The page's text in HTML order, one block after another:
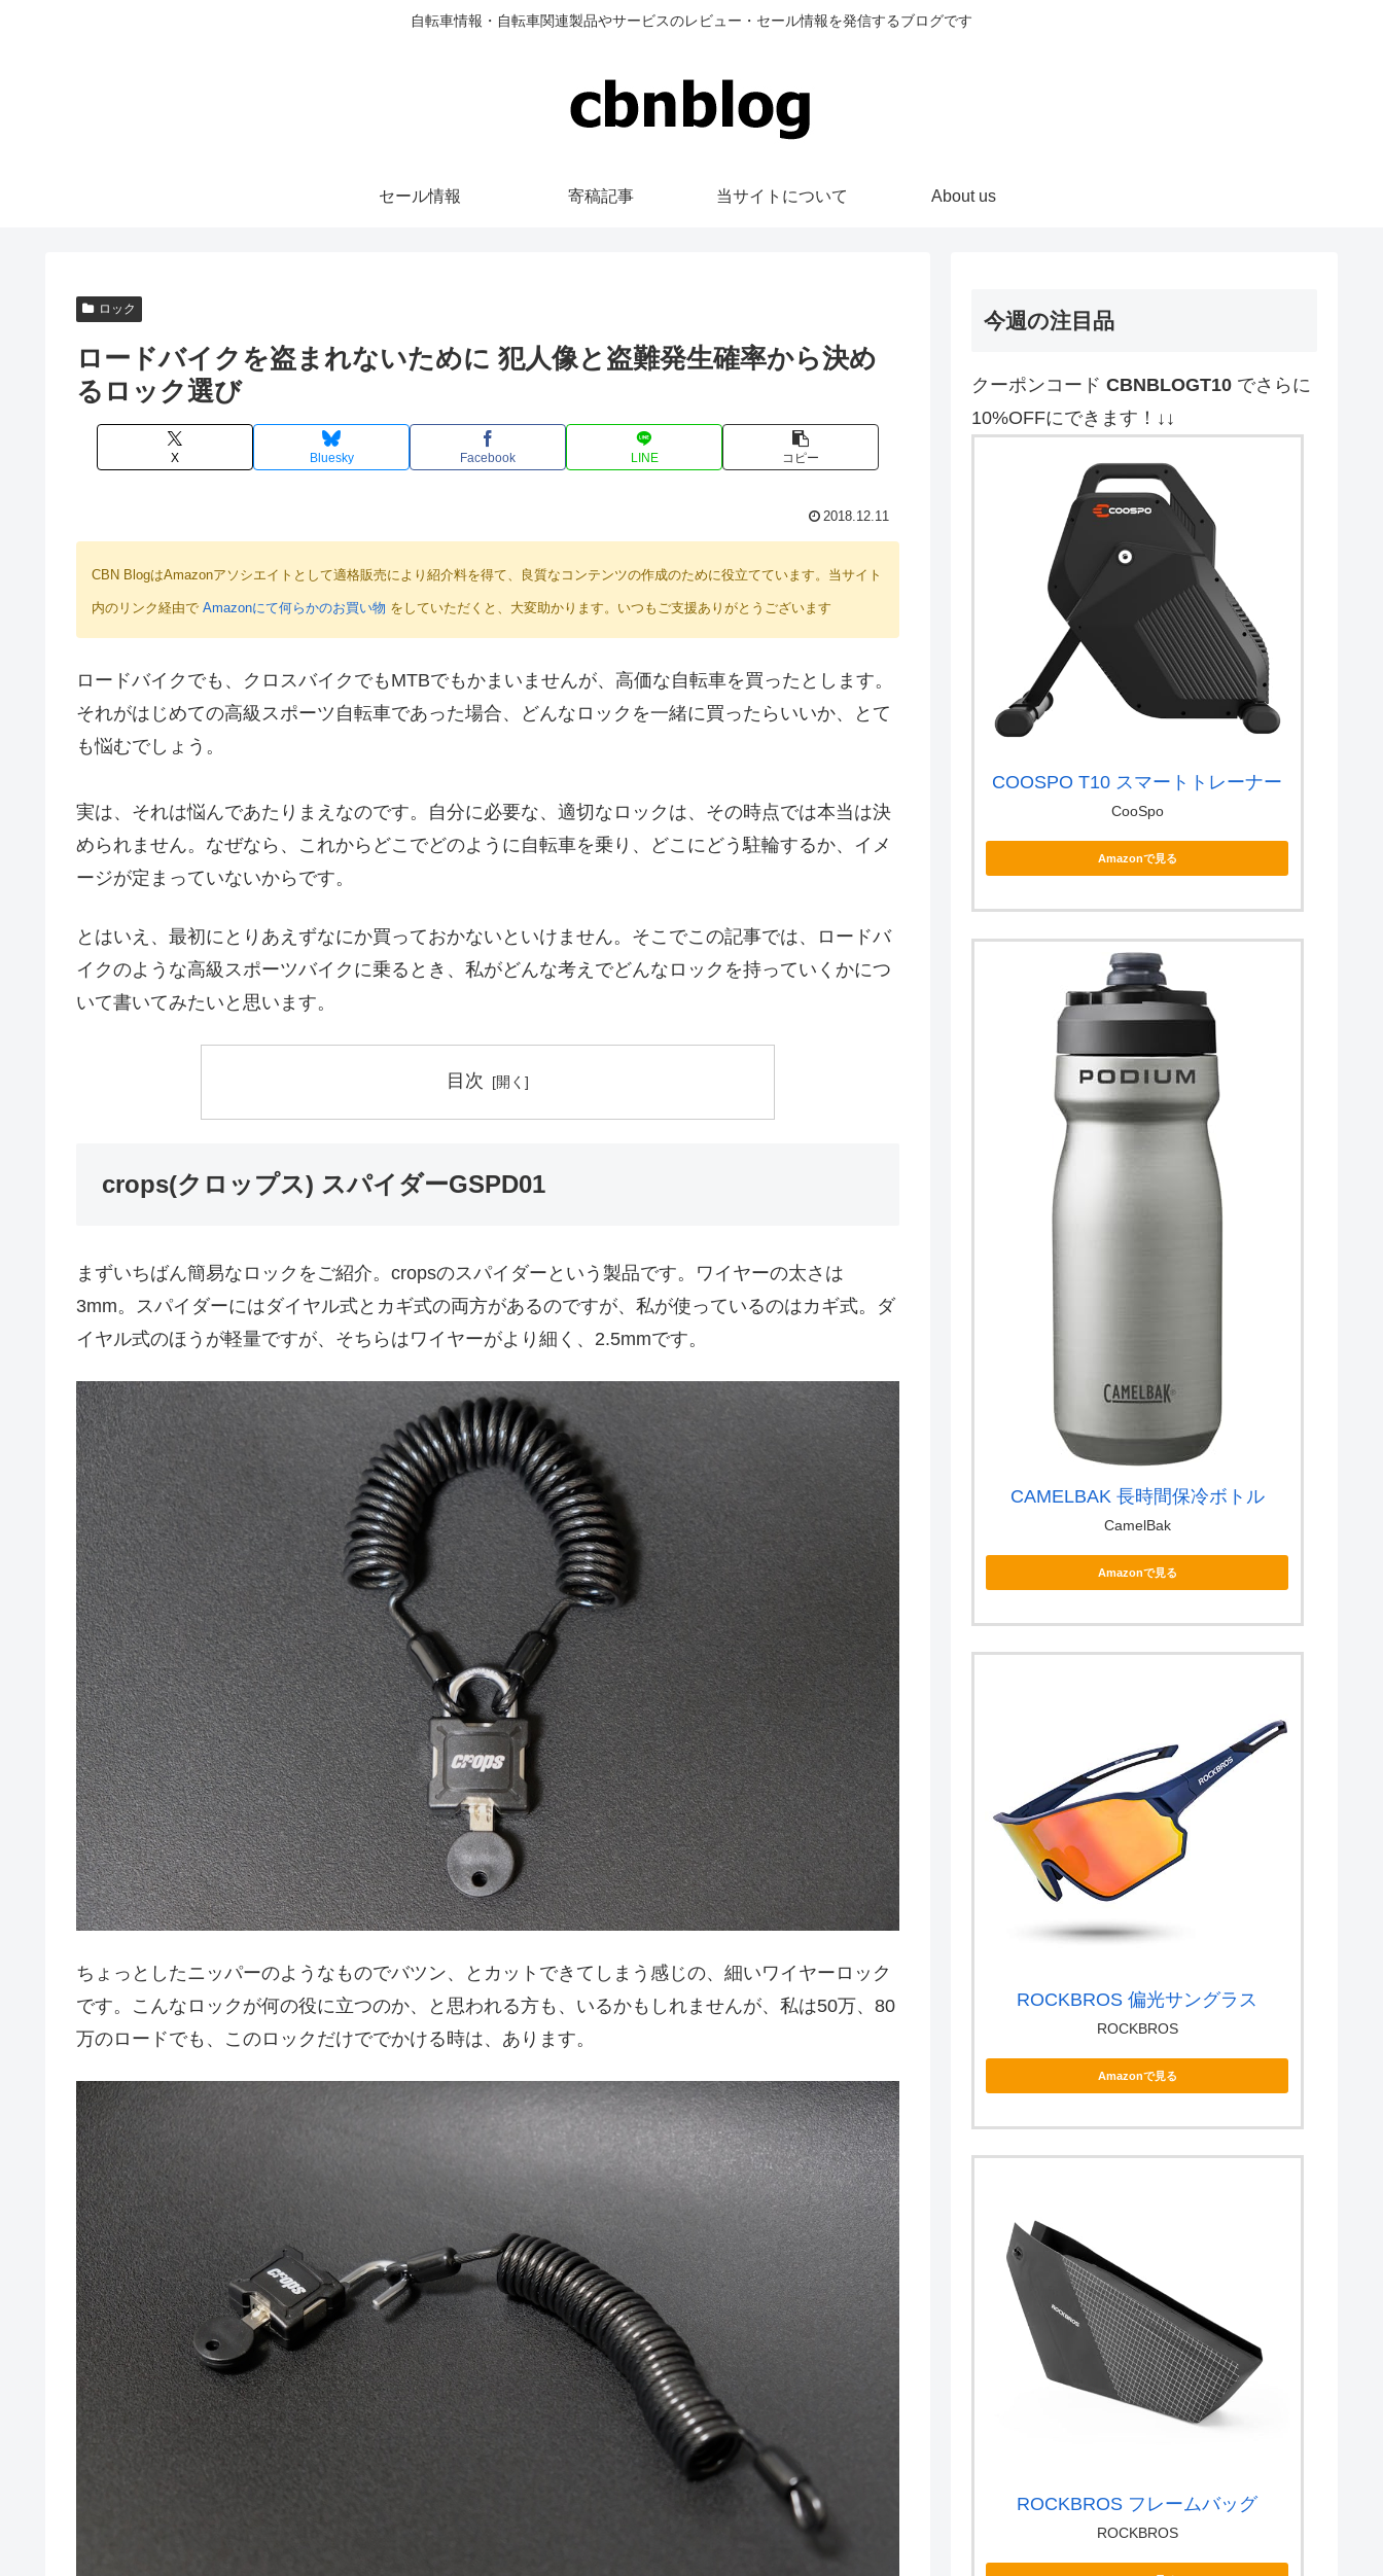
自転車情報・自転車関連製品やサービスのレビュー・セール情報を発信するブログです
セール情報 寄稿記事 当サイトについて About us
ロック
ロードバイクを盗まれないために 犯人像と盗難発生確率から決め
るロック選び
X Bluesky Facebook LINE コピー
2018.12.11
CBN BlogはAmazonアソシエイトとして適格販売により紹介料を得て、良質なコンテンツの作成のために役立てています。当サイト
内のリンク経由で Amazonにて何らかのお買い物 をしていただくと、大変助かります。いつもご支援ありがとうございます
ロードバイクでも、クロスバイクでもMTBでもかまいませんが、高価な自転車を買ったとします。
それがはじめての高級スポーツ自転車であった場合、どんなロックを一緒に買ったらいいか、とて
も悩むでしょう。
実は、それは悩んであたりまえなのです。自分に必要な、適切なロックは、その時点では本当は決
められません。なぜなら、これからどこでどのように自転車を乗り、どこにどう駐輪するか、イメ
ージが定まっていないからです。
とはいえ、最初にとりあえずなにか買っておかないといけません。そこでこの記事では、ロードバ
イクのような高級スポーツバイクに乗るとき、私がどんな考えでどんなロックを持っていくかにつ
いて書いてみたいと思います。
目次
crops(クロップス) スパイダーGSPD01
まずいちばん簡易なロックをご紹介。cropsのスパイダーという製品です。ワイヤーの太さは
3mm。スパイダーにはダイヤル式とカギ式の両方があるのですが、私が使っているのはカギ式。ダ
イヤル式のほうが軽量ですが、そちらはワイヤーがより細く、2.5mmです。
ちょっとしたニッパーのようなものでバツン、とカットできてしまう感じの、細いワイヤーロック
です。こんなロックが何の役に立つのか、と思われる方も、いるかもしれませんが、私は50万、80
万のロードでも、このロックだけででかける時は、あります。
今週の注目品
クーポンコード CBNBLOGT10 でさらに
10%OFFにできます！↓↓
COOSPO T10 スマートトレーナー
CooSpo
Amazonで見る
CAMELBAK 長時間保冷ボトル
CamelBak
Amazonで見る
ROCKBROS 偏光サングラス
ROCKBROS
Amazonで見る
ROCKBROS フレームバッグ
ROCKBROS